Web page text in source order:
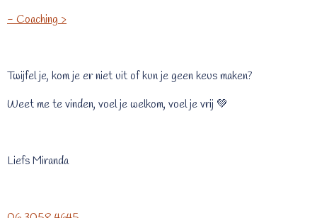
- Coaching >
Twijfel je, kom je er niet uit of kun je geen keus maken?
Weet me te vinden, voel je welkom, voel je vrij 💚
Liefs Miranda